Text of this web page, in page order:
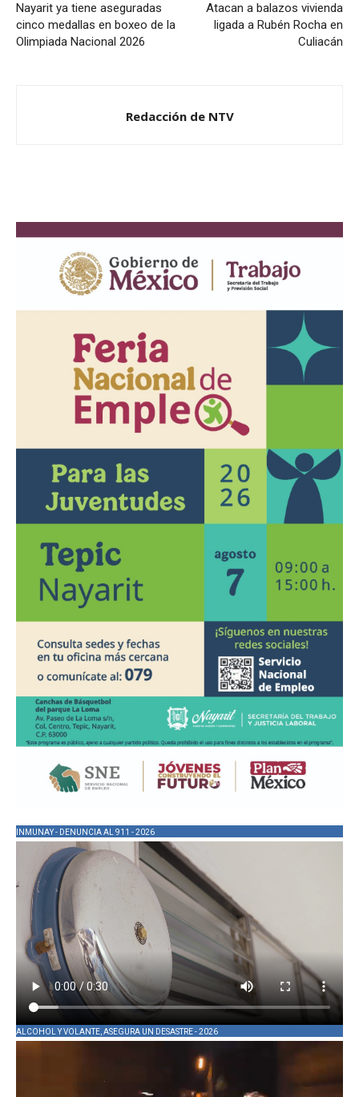
Nayarit ya tiene aseguradas
cinco medallas en boxeo de la
Olimpiada Nacional 2026
Atacan a balazos vivienda
ligada a Rubén Rocha en
Culiacán
Redacción de NTV
INMUNAY - DENUNCIA AL 911 - 2026
ALCOHOL Y VOLANTE, ASEGURA UN DESASTRE - 2026